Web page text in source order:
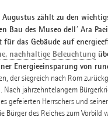
Augustus zählt zu den
Bau des Museo dell´ Ara
für das Gebäude auf
nachhaltige Beleuchtung
Energieeinsparung von
der siegreich nach Rom
jahrzehntelangem
gefeierten Herrschers und
Bürger des Reiches zum